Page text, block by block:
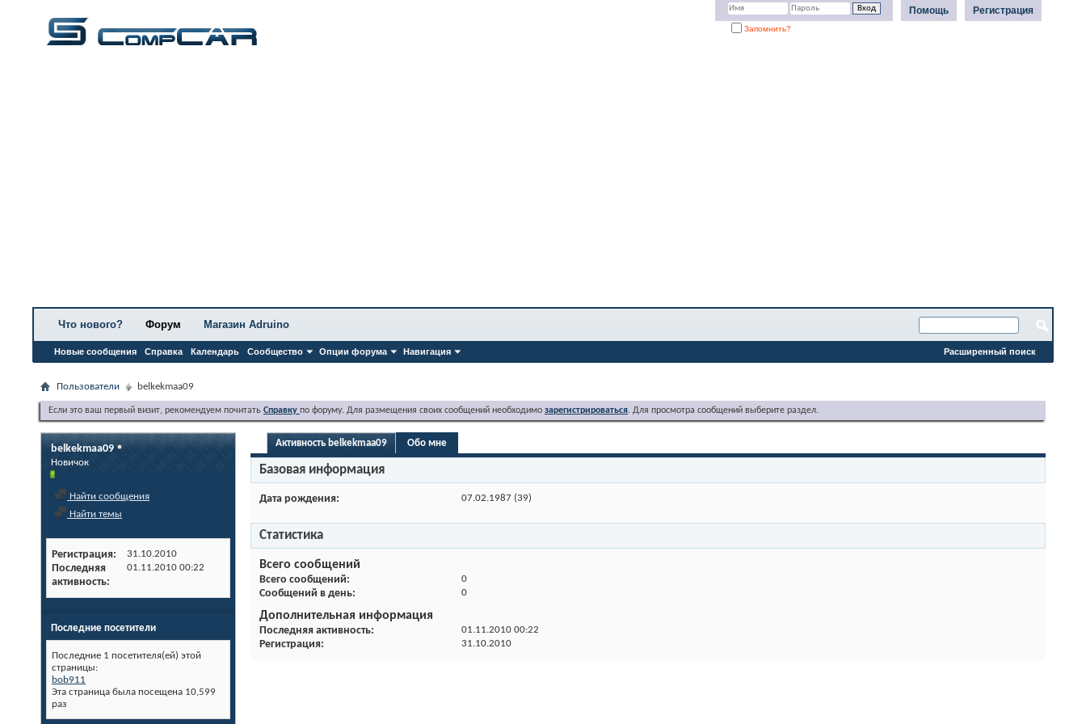
Регистрация
Помощь
Запомнить?
Что нового? Форум
Новые сообщения Справка Календарь Сообщество Опции форума Навигация
Магазин Adruino
Расширенный поиск
Пользователи belkekmaa09
Если это ваш первый визит, рекомендуем почитать Справку по форуму. Для размещения своих сообщений необходимо зарегистрироваться. Для просмотра сообщений выберите раздел.
belkekmaa09
Новичок
Найти сообщения
Найти темы
Регистрация 31.10.2010
Последняя
активность
01.11.2010 00:22
Последние посетители
Последние 1 посетителя(ей) этой
страницы:
bob911
Эта страница была посещена 10,599
раз
Активность belkekmaa09 Обо мне
Базовая информация
Дата рождения 07.02.1987 (39)
Статистика
Всего сообщений
Всего сообщений 0
Сообщений в день 0
Дополнительная информация
Последняя активность 01.11.2010 00:22
Регистрация 31.10.2010